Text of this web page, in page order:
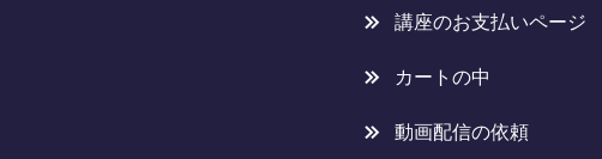
講座のお支払いページ
カートの中
動画配信の依頼